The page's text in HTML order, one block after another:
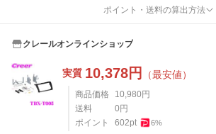
ポイント・送料の算出方法
クレールオンラインショップ
実質 10,378円 （最安値）
商品価格 10,980 円
送料
0 円
ポイント
602pt 6%